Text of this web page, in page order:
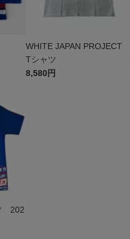
WHITE JAPAN PROJECT
Tシャツ
8,580円
202